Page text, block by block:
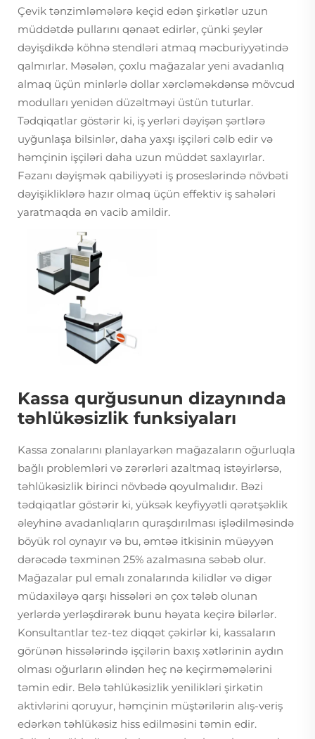
Çevik tənzimləmələrə keçid edən şirkətlər uzun
müddətdə pullarını qənaət edirlər, çünki şeylər
dəyişdikdə köhnə stendləri atmaq məcburiyyətində
qalmırlar. Məsələn, çoxlu mağazalar yeni avadanlıq
almaq üçün minlərlə dollar xərcləməkdənsə mövcud
modulları yenidən düzəltməyi üstün tuturlar.
Tədqiqatlar göstərir ki, iş yerləri dəyişən şərtlərə
uyğunlaşa bilsinlər, daha yaxşı işçiləri cəlb edir və
həmçinin işçiləri daha uzun müddət saxlayırlar.
Fəzanı dəyişmək qabiliyyəti iş proseslərində növbəti
dəyişikliklərə hazır olmaq üçün effektiv iş sahələri
yaratmaqda ən vacib amildir.
Kassa qurğusunun dizaynında
təhlükəsizlik funksiyaları
Kassa zonalarını planlayarkən mağazaların oğurluqla
bağlı problemləri və zərərləri azaltmaq istəyirlərsə,
təhlükəsizlik birinci növbədə qoyulmalıdır. Bəzi
tədqiqatlar göstərir ki, yüksək keyfiyyətli qərətşəklik
əleyhinə avadanlıqların quraşdırılması işlədilməsində
böyük rol oynayır və bu, əmtəə itkisinin müəyyən
dərəcədə təxminən 25% azalmasına səbəb olur.
Mağazalar pul emalı zonalarında kilidlər və digər
müdaxiləyə qarşı hissələri ən çox tələb olunan
yerlərdə yerləşdirərək bunu həyata keçirə bilərlər.
Konsultantlar tez-tez diqqət çəkirlər ki, kassaların
görünən hissələrində işçilərin baxış xətlərinin aydın
olması oğurların əlindən heç nə keçirməmələrini
təmin edir. Belə təhlükəsizlik yenilikləri şirkətin
aktivlərini qoruyur, həmçinin müştərilərin alış-veriş
edərkən təhlükəsiz hiss edilməsini təmin edir.